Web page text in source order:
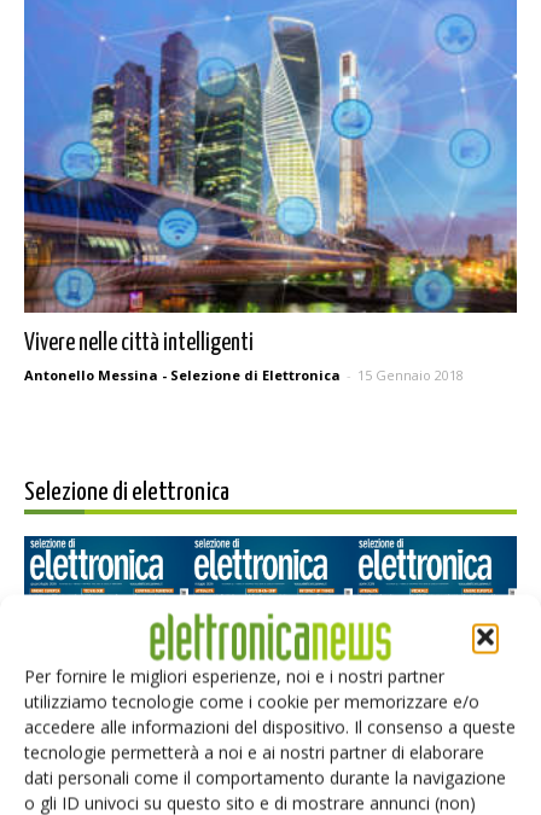
Per fornire le migliori esperienze, noi e i nostri partner
utilizziamo tecnologie come i cookie per memorizzare e/o
accedere alle informazioni del dispositivo. Il consenso a queste
tecnologie permetterà a noi e ai nostri partner di elaborare
dati personali come il comportamento durante la navigazione
o gli ID univoci su questo sito e di mostrare annunci (non)
Vivere nelle città intelligenti
Antonello Messina - Selezione di Elettronica - 15 Gennaio 2018
Selezione di elettronica
Edicola web